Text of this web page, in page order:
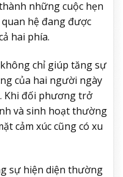
những cuộc hẹn
hệ đang được
hai phía.
chỉ giúp tăng sự
của hai người ngày
Khi đối phương trở
và sinh hoạt thường
cảm xúc cũng có xu
sự hiện diện thường